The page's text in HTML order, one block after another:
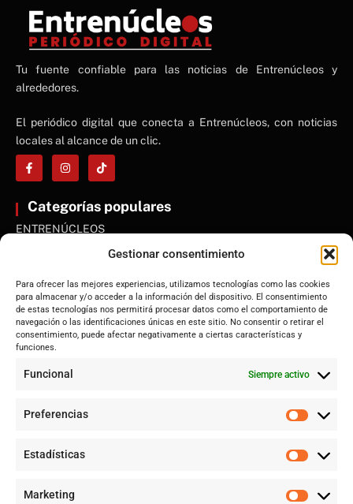
Gestionar consentimiento
Para ofrecer las mejores experiencias, utilizamos tecnologías como las cookies
para almacenar y/o acceder a la información del dispositivo. El consentimiento
de estas tecnologías nos permitirá procesar datos como el comportamiento de
navegación o las identificaciones únicas en este sitio. No consentir o retirar el
consentimiento, puede afectar negativamente a ciertas características y
funciones.
Funcional Siempre activo
Preferencias
Estadísticas
Marketing
NE
NEWS ELEMENTOR
Tu fuente confiable para las noticias de Entrenúcleos y
alrededores.
El periódico digital que conecta a Entrenúcleos, con noticias
locales al alcance de un clic.
Categorías populares
ENTRENÚCLEOS
Andalucía
Internacional
Tecnología
Sociedad
Jujutsu Kaisen: cuándo el shōnen decidió crecer sin perder su